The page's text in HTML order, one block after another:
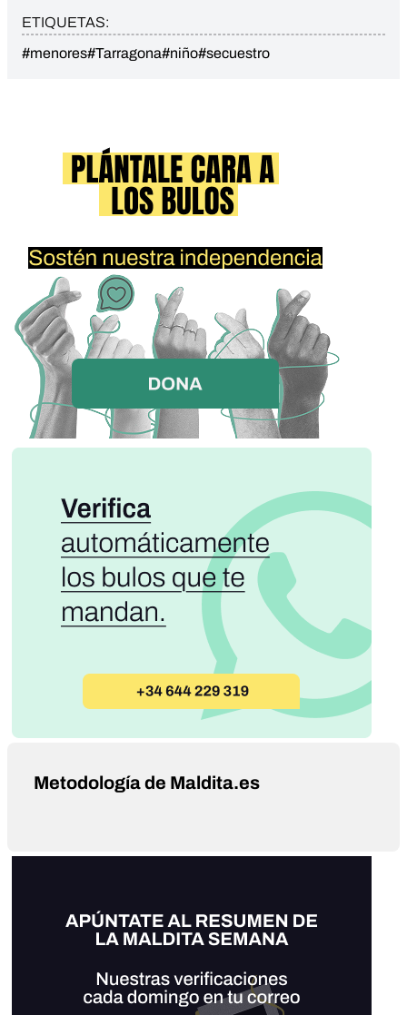
ETIQUETAS:
#menores#Tarragona#niño#secuestro
Metodología de Maldita.es